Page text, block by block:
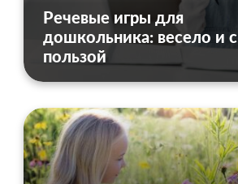
Речевые игры для
дошкольника: весело и с
пользой